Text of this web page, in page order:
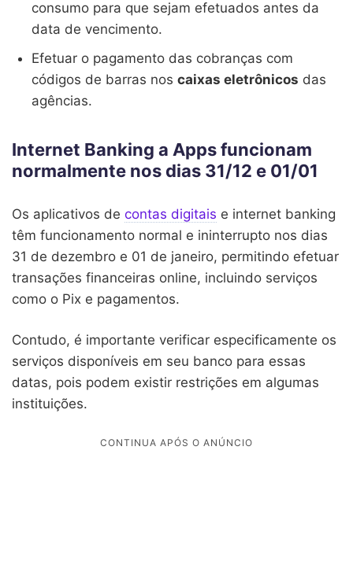
consumo para que sejam efetuados antes da
data de vencimento.
Efetuar o pagamento das cobranças com
códigos de barras nos caixas eletrônicos das
agências.
Internet Banking a Apps funcionam
normalmente nos dias 31/12 e 01/01
Os aplicativos de contas digitais e internet banking
têm funcionamento normal e ininterrupto nos dias
31 de dezembro e 01 de janeiro, permitindo efetuar
transações financeiras online, incluindo serviços
como o Pix e pagamentos.
Contudo, é importante verificar especificamente os
serviços disponíveis em seu banco para essas
datas, pois podem existir restrições em algumas
instituições.